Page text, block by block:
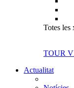
Totes les
TOUR
Actualitat